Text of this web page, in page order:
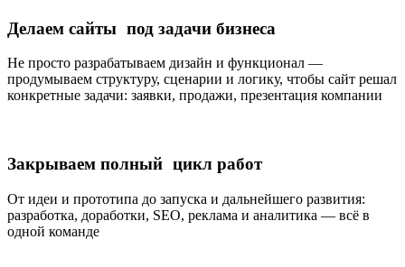
Делаем сайты под задачи бизнеса
Не просто разрабатываем дизайн и функционал —
продумываем структуру, сценарии и логику, чтобы сайт решал
конкретные задачи: заявки, продажи, презентация компании
Закрываем полный цикл работ
От идеи и прототипа до запуска и дальнейшего развития:
разработка, доработки, SEO, реклама и аналитика — всё в
одной команде